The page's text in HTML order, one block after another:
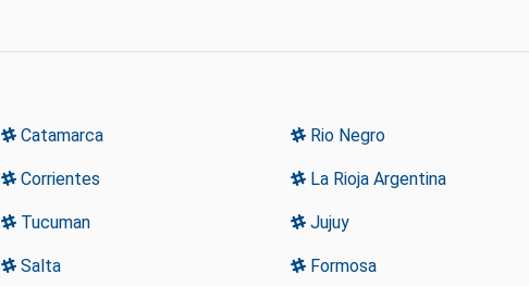
Catamarca Rio Negro
Corrientes La Rioja Argentina
Tucuman Jujuy
Salta Formosa